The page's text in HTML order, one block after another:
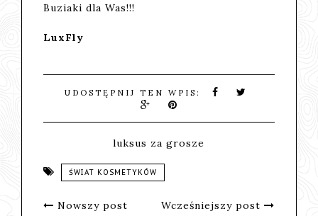
Buziaki dla Was!!!
LuxFly
UDOSTĘPNIJ TEN WPIS:
luksus za grosze
ŚWIAT KOSMETYKÓW
Nowszy post Wcześniejszy post